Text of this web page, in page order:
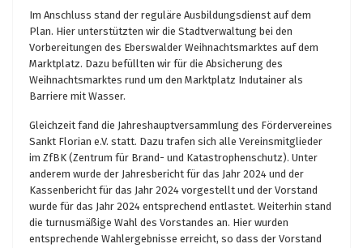
Im Anschluss stand der reguläre Ausbildungsdienst auf dem
Plan. Hier unterstützten wir die Stadtverwaltung bei den
Vorbereitungen des Eberswalder Weihnachtsmarktes auf dem
Marktplatz. Dazu befüllten wir für die Absicherung des
Weihnachtsmarktes rund um den Marktplatz Indutainer als
Barriere mit Wasser.
Gleichzeit fand die Jahreshauptversammlung des Fördervereines
Sankt Florian e.V. statt. Dazu trafen sich alle Vereinsmitglieder
im ZfBK (Zentrum für Brand- und Katastrophenschutz). Unter
anderem wurde der Jahresbericht für das Jahr 2024 und der
Kassenbericht für das Jahr 2024 vorgestellt und der Vorstand
wurde für das Jahr 2024 entsprechend entlastet. Weiterhin stand
die turnusmäßige Wahl des Vorstandes an. Hier wurden
entsprechende Wahlergebnisse erreicht, so dass der Vorstand